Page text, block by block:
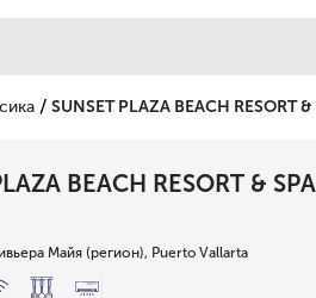
/ SUNSET PLAZA BEACH RESORT &
BEACH RESORT & SPA
Майя (регион), Puerto Vallarta